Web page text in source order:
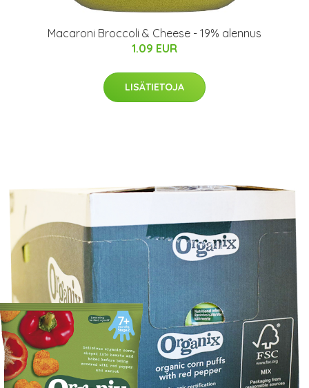
Macaroni Broccoli & Cheese - 19% alennus
1.09 EUR
LISÄTIETOJA